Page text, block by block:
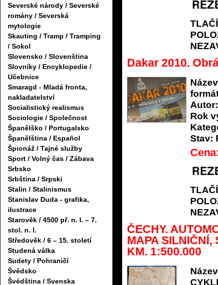
Severské národy / Severské
romány / Severská
mytologie
Skauting / Tramp / Tramping
/ Sokol
Slovensko / Slovenština
Slovníky / Encyklopedie /
Učebnice
Smaragd - Mladá fronta,
nakladatelství
Socialistický realismus
Sociologie / Společnost
Španělško / Portugalsko
Španělština / Español
Špionáž / Tajné služby
Sport / Volný čas / Zábava
Srbsko
Srbština / Srpski
Stalin / Stalinismus
Stanislav Duda - grafika,
ilustrace
Starověk / 4500 př. n. l. – 7.
stol. n. l.
Středověk / 6 – 15. století
Studená válka
Sudety / Pohraničí
Švédsko
Švédština / Svenska
Dakar 2010.
Autor:
Rok
Stav:
ČECHY.
MAPA SILNIČNÍ,
KM. 1:500.000